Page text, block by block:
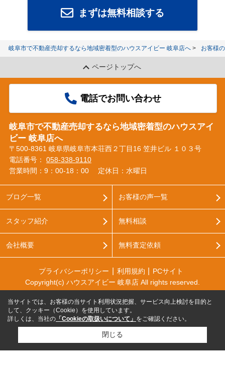
まずは無料相談する
岐阜市で不動産売却するなら地域密着型のハウスアイビー 岐阜店へ お客様
ページトップへ
電話でお問い合わせ
岐阜市で不動産売却するなら地域密着型のハウスアイ
ビー 岐阜店へ
〒500-8361 岐阜県岐阜市本荘西２丁目16 笠井ビル １０３号
電話番号： 058-338-9110
営業時間：9：00‐18：00
定休日：水曜日
ブログ一覧
スタッフ紹介
会社概要
お客様の声一覧
無料相談
無料査定依頼
プライバシーポリシー 利用規約
PCサイト
Copyright(c) ハウスアイビー 岐阜店 All rights reserved.
当サイトでは、お客様の当サイト利用状況把握、サービス向上検討を目的と
して、クッキー（Cookie）を使用しています。
詳しくは、当社の 「Cookieの取扱いについて」 をご確認ください。
閉じる